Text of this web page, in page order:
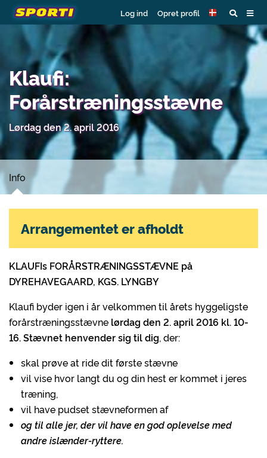
Log ind Opret profil
Klaufi:
Forårstræningsstævne
Lørdag den 2. april 2016
Info
KLAUFIs FORÅRSTRÆNINGSSTÆVNE på
DYREHAVEGAARD, KGS. LYNGBY
Klaufi byder igen i år velkommen til årets hyggeligste
forårstræningsstævne lørdag den 2. april 2016 kl. 10-
16.Stævnet henvender sig til dig, der:
skal prøve at ride dit første stævne
vil vise hvor langt du og din hest er kommet i jeres
træning,
vil have pudset stævneformen af
og til alle jer, der vil have en god oplevelse med
andre islænder-ryttere.
Arrangementet er afholdt